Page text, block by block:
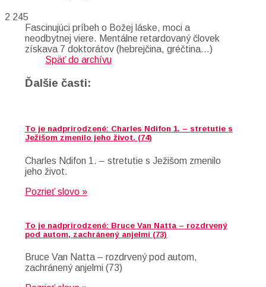
2 245
Fascinujúci príbeh o Božej láske, moci a
neodbytnej viere. Mentálne retardovaný človek
získava 7 doktorátov (hebrejčina, gréčtina…)
Späť do archívu
Ďalšie časti:
To je nadprirodzené: Charles Ndifon 1. – stretutie s
Ježišom zmenilo jeho život. (74)
Charles Ndifon 1. – stretutie s Ježišom zmenilo
jeho život.
Pozrieť slovo »
To je nadprirodzené: Bruce Van Natta – rozdrvený
pod autom, zachránený anjelmi (73)
Bruce Van Natta – rozdrvený pod autom,
zachránený anjelmi (73)